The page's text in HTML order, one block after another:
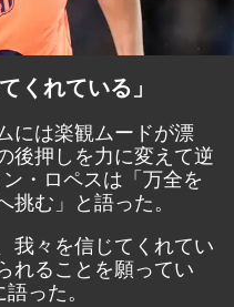
くれている」
には楽観ムードが漂
後押しを力に変えて逆
・ロペスは「万全を
む」と語った。
我々を信じてくれてい
れることを願ってい
った。